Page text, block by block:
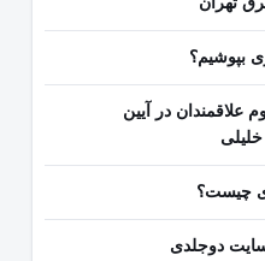
بپوشیم؟
علاقمندان در آیین
چیست؟
دوجلدی